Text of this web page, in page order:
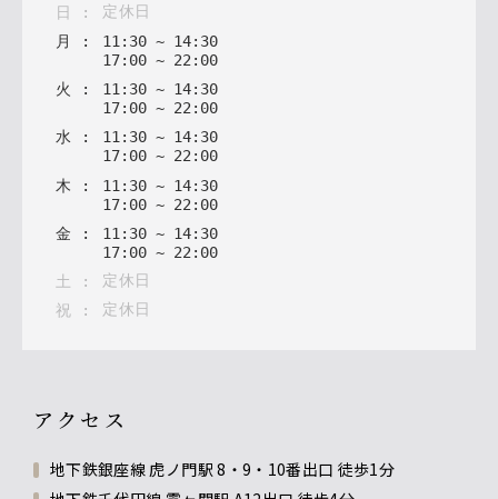
日 :
定休日
月
: 11 : 30 ~ 14: 30
17: 00 ~ 22 : 00
火
: 11: 30 ~ 14: 30
17: 00 ~ 22: 00
水 : 11: 30 ~ 14: 30
17: 00 ~ 22: 00
木 : 11 : 30 ~ 14: 30
17: 00 ~ 22 : 00
金 : 11 : 30 ~ 14: 30
17: 00 ~ 22 : 00
土
:
定休日
祝 : 定休日
アクセス
地下鉄銀座線 虎ノ門駅 8・9・10番出口 徒歩1分